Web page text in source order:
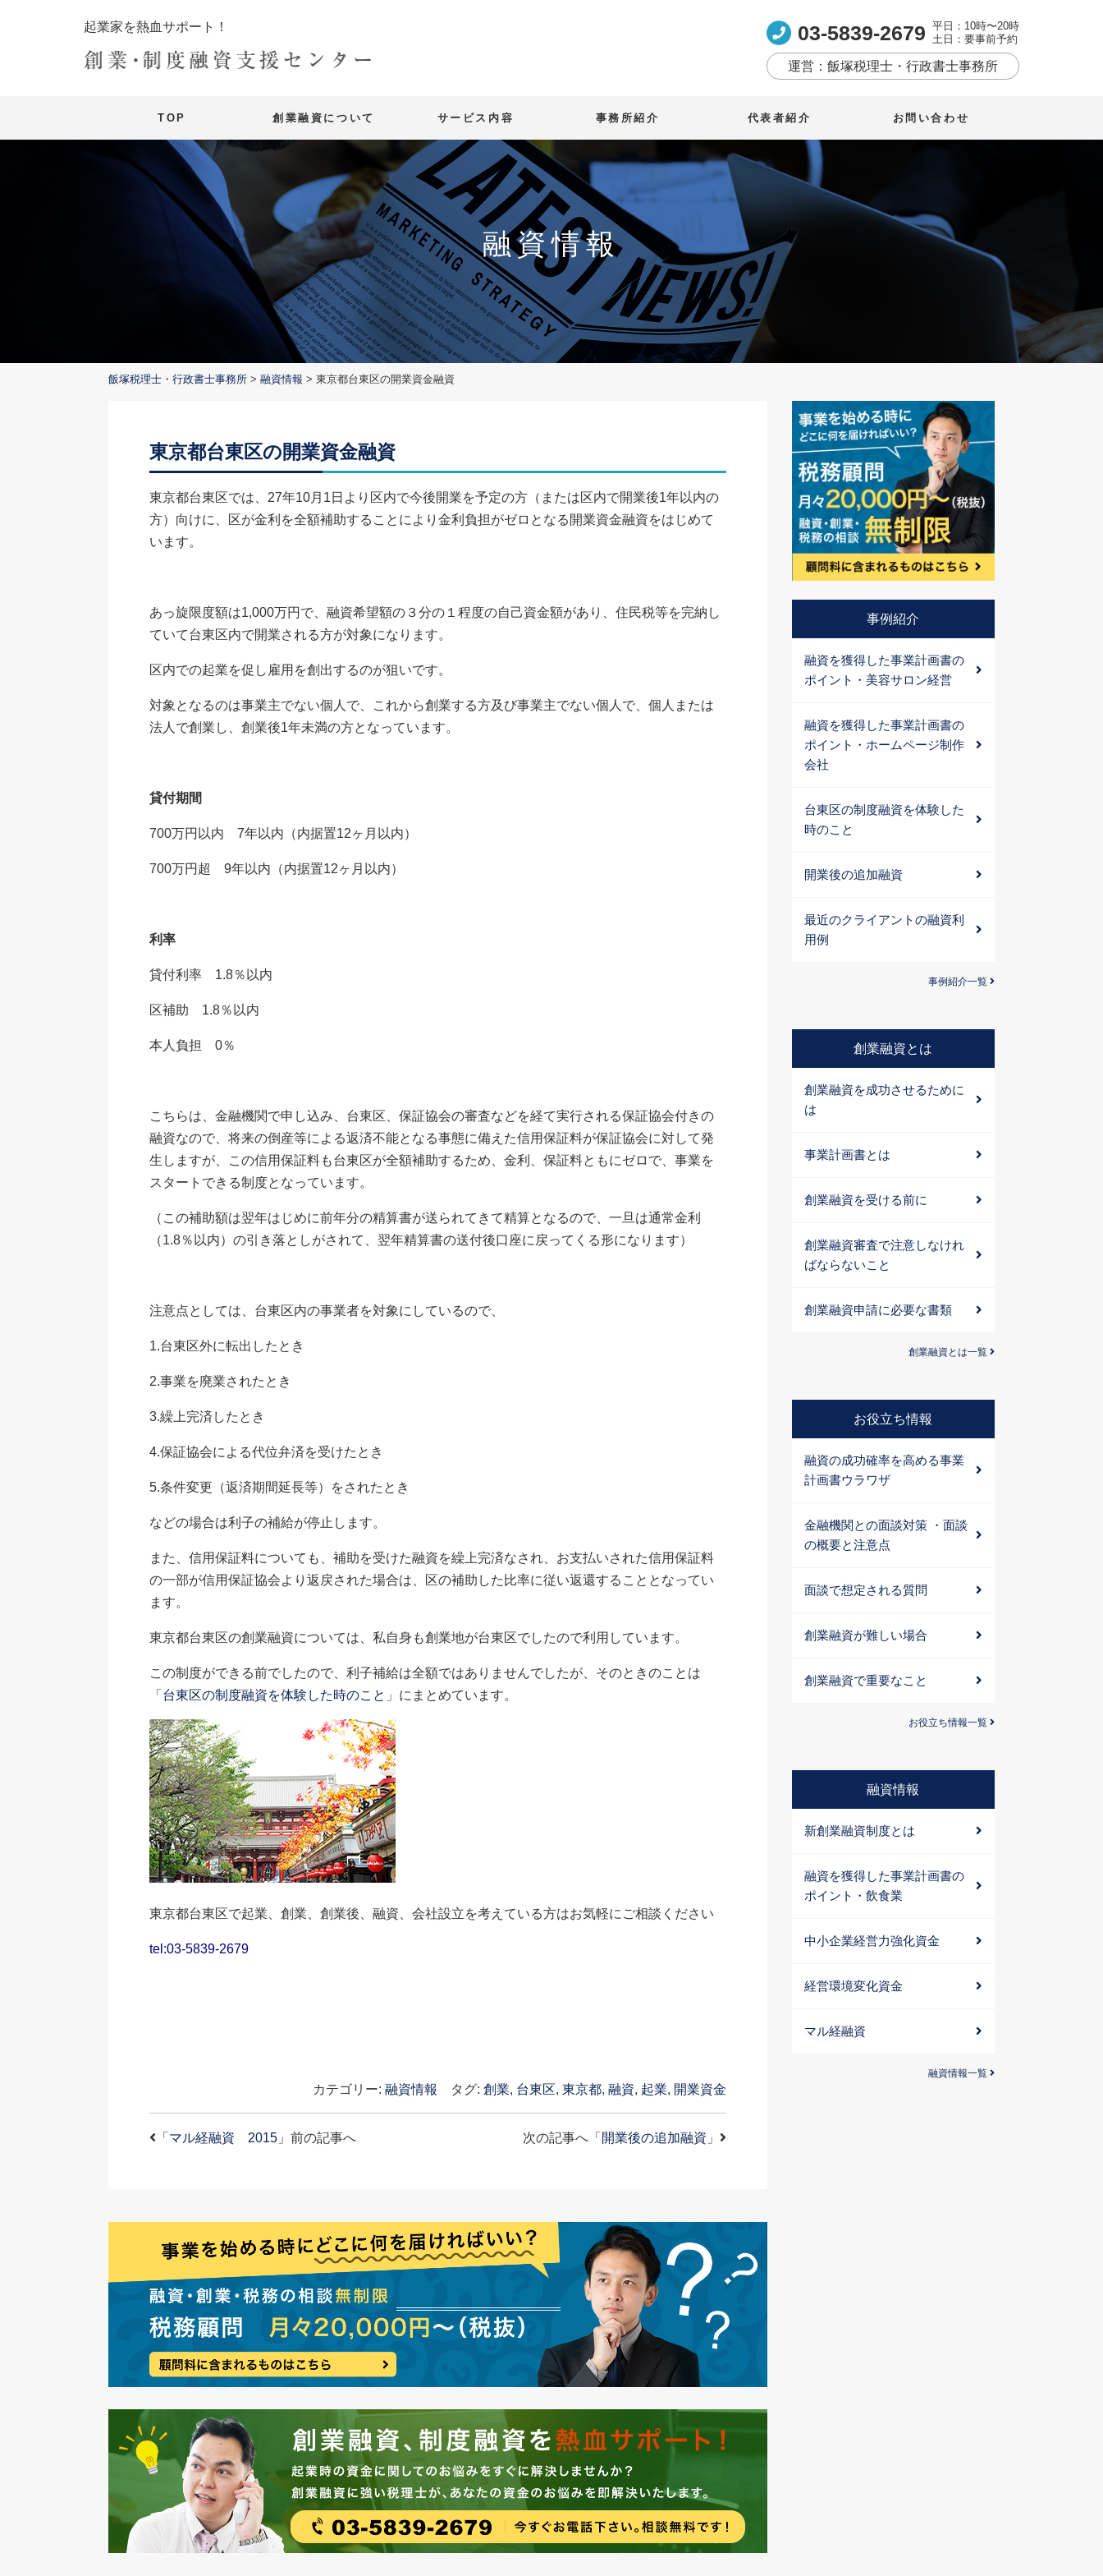
起業家を熱血サポート！ 03-5839-2679 平日：10時〜20時
土日：要事前予約
運営：飯塚税理士・行政書士事務所
TOP 創業融資について サービス内容 事務所紹介 代表者紹介 お問い合わせ
融資情報
飯塚税理士・行政書士事務所 > 融資情報 > 東京都台東区の開業資金融資
東京都台東区の開業資金融資
東京都台東区では、27年10月1日より区内で今後開業を予定の方（または区内で開業後1年以内の
方）向けに、区が金利を全額補助することにより金利負担がゼロとなる開業資金融資をはじめて
います。
あっ旋限度額は1,000万円で、融資希望額の３分の１程度の自己資金額があり、住民税等を完納し
ていて台東区内で開業される方が対象になります。
区内での起業を促し雇用を創出するのが狙いです。
対象となるのは事業主でない個人で、これから創業する方及び事業主でない個人で、個人または
法人で創業し、創業後1年未満の方となっています。
貸付期間
700万円以内 7年以内（内据置12ヶ月以内）
700万円超 9年以内（内据置12ヶ月以内）
利率
貸付利率 1.8％以内
区補助 1.8％以内
本人負担 0％
こちらは、金融機関で申し込み、台東区、保証協会の審査などを経て実行される保証協会付きの
融資なので、将来の倒産等による返済不能となる事態に備えた信用保証料が保証協会に対して発
生しますが、この信用保証料も台東区が全額補助するため、金利、保証料ともにゼロで、事業を
スタートできる制度となっています。
（この補助額は翌年はじめに前年分の精算書が送られてきて精算となるので、一旦は通常金利
（1.8％以内）の引き落としがされて、翌年精算書の送付後口座に戻ってくる形になります）
注意点としては、台東区内の事業者を対象にしているので、
1.台東区外に転出したとき
2.事業を廃業されたとき
3.繰上完済したとき
4.保証協会による代位弁済を受けたとき
5.条件変更（返済期間延長等）をされたとき
などの場合は利子の補給が停止します。
また、信用保証料についても、補助を受けた融資を繰上完済なされ、お支払いされた信用保証料
の一部が信用保証協会より返戻された場合は、区の補助した比率に従い返還することとなってい
ます。
東京都台東区の創業融資については、私自身も創業地が台東区でしたので利用しています。
この制度ができる前でしたので、利子補給は全額ではありませんでしたが、そのときのことは
「 台東区の制度融資を体験した時のこと 」にまとめています。
東京都台東区で起業、創業、創業後、融資、会社設立を考えている方はお気軽にご相談ください
tel:03-5839-2679
カテゴリー: 融資情報 タグ: 創業, 台東区, 東京都, 融資, 起業, 開業資金
「 マル経融資 2015 」前の記事へ 次の記事へ「 開業後の追加融資 」
事例紹介
融資を獲得した事業計画書の
ポイント・美容サロン経営
融資を獲得した事業計画書の
ポイント・ホームページ制作
会社
台東区の制度融資を体験した
時のこと
開業後の追加融資
最近のクライアントの融資利
用例
事例紹介一覧
創業融資とは
創業融資を成功させるために
は
事業計画書とは
創業融資を受ける前に
創業融資審査で注意しなけれ
ばならないこと
創業融資申請に必要な書類
創業融資とは一覧
お役立ち情報
融資の成功確率を高める事業
計画書ウラワザ
金融機関との面談対策 ・面談
の概要と注意点
面談で想定される質問
創業融資が難しい場合
創業融資で重要なこと
お役立ち情報一覧
融資情報
新創業融資制度とは
融資を獲得した事業計画書の
ポイント・飲食業
中小企業経営力強化資金
経営環境変化資金
マル経融資
融資情報一覧